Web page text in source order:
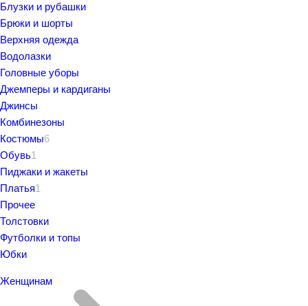
Блузки и рубашки
Брюки и шорты
Верхняя одежда
Водолазки
Головные уборы
Джемперы и кардиганы
Джинсы
Комбинезоны
Костюмы6
Обувь1
Пиджаки и жакеты
Платья1
Прочее
Толстовки
Футболки и топы
Юбки
Женщинам